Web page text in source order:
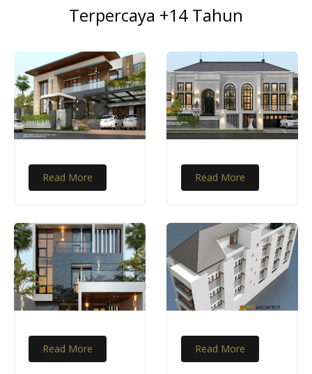
Terpercaya +14 Tahun
Read More Read More
Read More Read More